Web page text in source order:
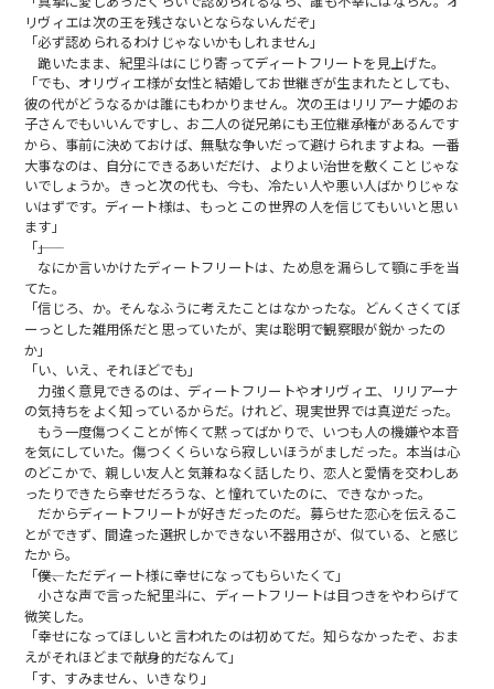
リヴィエは次の王を残さないとならないんだぞ」
「必ず認められるわけじゃないかもしれません」
跪いたまま、紀里斗はにじり寄ってディートフリートを見上げた。
「でも、オリヴィエ様が女性と結婚してお世継ぎが生まれたとしても、
彼の代がどうなるかは誰にもわかりません。次の王はリリアーナ姫のお
子さんでもいいんですし、お二人の従兄弟にも王位継承権があるんです
から、事前に決めておけば、無駄な争いだって避けられますよね。一番
大事なのは、自分にできるあいだだけ、よりよい治世を敷くことじゃな
いでしょうか。きっと次の代も、今も、冷たい人や悪い人ばかりじゃな
いはずです。ディート様は、もっとこの世界の人を信じてもいいと思い
ます」
「――」
なにか言いかけたディートフリートは、ため息を漏らして顎に手を当
てた。
「信じろ、か。そんなふうに考えたことはなかったな。どんくさくてぼ
ーっとした雑用係だと思っていたが、実は聡明で観察眼が鋭かったの
か」
「い、いえ、それほどでも」
力強く意見できるのは、ディートフリートやオリヴィエ、リリアーナ
の気持ちをよく知っているからだ。けれど、現実世界では真逆だった。
もう一度傷つくことが怖くて黙ってばかりで、いつも人の機嫌や本音
を気にしていた。傷つくくらいなら寂しいほうがましだった。本当は心
のどこかで、親しい友人と気兼ねなく話したり、恋人と愛情を交わしあ
ったりできたら幸せだろうな、と憧れていたのに、できなかった。
だからディートフリートが好きだったのだ。募らせた恋心を伝えるこ
とができず、間違った選択しかできない不器用さが、似ている、と感じ
たから。
「――僕、ただディート様に幸せになってもらいたくて」
小さな声で言った紀里斗に、ディートフリートは目つきをやわらげて
微笑した。
「幸せになってほしいと言われたのは初めてだ。知らなかったぞ、おま
えがそれほどまで献身的だなんて」
「す、すみません、いきなり」